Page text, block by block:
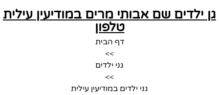
ילדים שם אבותי מרים במודיעין עילית
טלפון
דף הבית
>>
גני ילדים
>>
גני ילדים במודיעין עילית